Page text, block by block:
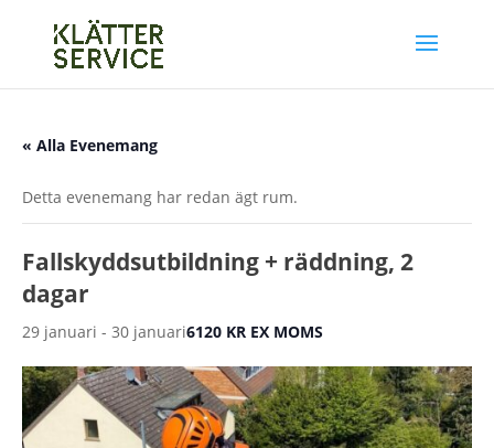
« Alla Evenemang
Detta evenemang har redan ägt rum.
Fallskyddsutbildning + räddning, 2
dagar
29 januari - 30 januari6120 KR EX MOMS